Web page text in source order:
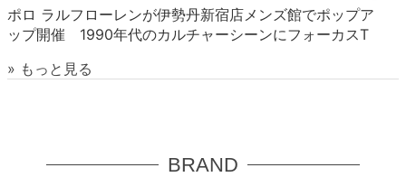
ポロ ラルフローレンが伊勢丹新宿店メンズ館でポップア
ップ開催 1990年代のカルチャーシーンにフォーカスT
» もっと見る
BRAND